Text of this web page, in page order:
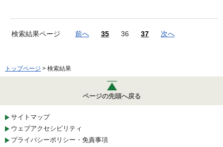
検索結果ページ 前へ 35 36 37 次へ
トップページ > 検索結果
ページの先頭へ戻る
サイトマップ
ウェブアクセシビリティ
プライバシーポリシー・免責事項